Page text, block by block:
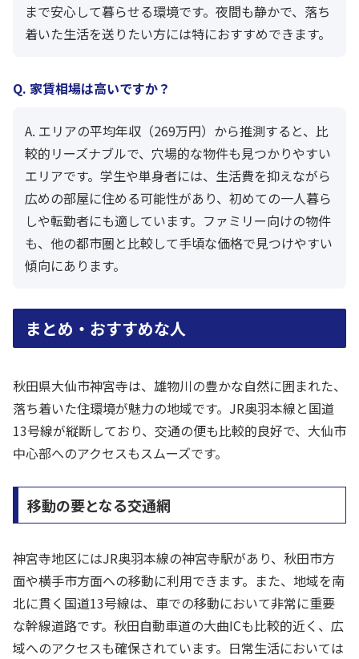
まで安心して暮らせる環境です。夜間も静かで、落ち
着いた生活を送りたい方には特におすすめできます。
Q. 家賃相場は高いですか？
A. エリアの平均年収（269万円）から推測すると、比
較的リーズナブルで、穴場的な物件も見つかりやすい
エリアです。学生や単身者には、生活費を抑えながら
広めの部屋に住める可能性があり、初めての一人暮ら
しや転勤者にも適しています。ファミリー向けの物件
も、他の都市圏と比較して手頃な価格で見つけやすい
傾向にあります。
まとめ・おすすめな人
秋田県大仙市神宮寺は、雄物川の豊かな自然に囲まれた、
落ち着いた住環境が魅力の地域です。JR奥羽本線と国道
13号線が縦断しており、交通の便も比較的良好で、大仙市
中心部へのアクセスもスムーズです。
移動の要となる交通網
神宮寺地区にはJR奥羽本線の神宮寺駅があり、秋田市方
面や横手市方面への移動に利用できます。また、地域を南
北に貫く国道13号線は、車での移動において非常に重要
な幹線道路です。秋田自動車道の大曲ICも比較的近く、広
域へのアクセスも確保されています。日常生活においては